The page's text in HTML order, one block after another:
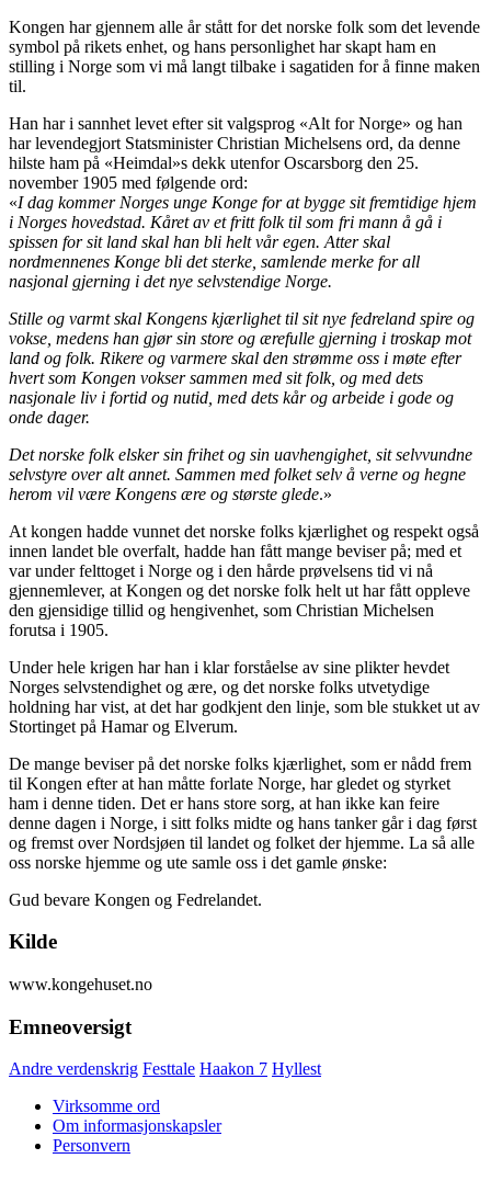
Kongen har gjennem alle år stått for det norske folk som det levende
symbol på rikets enhet, og hans personlighet har skapt ham en
stilling i Norge som vi må langt tilbake i sagatiden for å finne maken
til.
Han har i sannhet levet efter sit valgsprog «Alt for Norge» og han
har levendegjort Statsminister Christian Michelsens ord, da denne
hilste ham på «Heimdal»s dekk utenfor Oscarsborg den 25.
november 1905 med følgende ord:
«I dag kommer Norges unge Konge for at bygge sit fremtidige hjem
i Norges hovedstad. Kåret av et fritt folk til som fri mann å gå i
spissen for sit land skal han bli helt vår egen. Atter skal
nordmennenes Konge bli det sterke, samlende merke for all
nasjonal gjerning i det nye selvstendige Norge.
Stille og varmt skal Kongens kjærlighet til sit nye fedreland spire og
vokse, medens han gjør sin store og ærefulle gjerning i troskap mot
land og folk. Rikere og varmere skal den strømme oss i møte efter
hvert som Kongen vokser sammen med sit folk, og med dets
nasjonale liv i fortid og nutid, med dets kår og arbeide i gode og
onde dager.
Det norske folk elsker sin frihet og sin uavhengighet, sit selvvundne
selvstyre over alt annet. Sammen med folket selv å verne og hegne
herom vil være Kongens ære og største glede.»
At kongen hadde vunnet det norske folks kjærlighet og respekt også
innen landet ble overfalt, hadde han fått mange beviser på; med et
var under felttoget i Norge og i den hårde prøvelsens tid vi nå
gjennemlever, at Kongen og det norske folk helt ut har fått oppleve
den gjensidige tillid og hengivenhet, som Christian Michelsen
forutsa i 1905.
Under hele krigen har han i klar forståelse av sine plikter hevdet
Norges selvstendighet og ære, og det norske folks utvetydige
holdning har vist, at det har godkjent den linje, som ble stukket ut av
Stortinget på Hamar og Elverum.
De mange beviser på det norske folks kjærlighet, som er nådd frem
til Kongen efter at han måtte forlate Norge, har gledet og styrket
ham i denne tiden. Det er hans store sorg, at han ikke kan feire
denne dagen i Norge, i sitt folks midte og hans tanker går i dag først
og fremst over Nordsjøen til landet og folket der hjemme. La så alle
oss norske hjemme og ute samle oss i det gamle ønske:
Gud bevare Kongen og Fedrelandet.
Kilde
www.kongehuset.no
Emneoversigt
Andre verdenskrig Festtale Haakon 7 Hyllest
Virksomme ord
Om informasjonskapsler
Personvern